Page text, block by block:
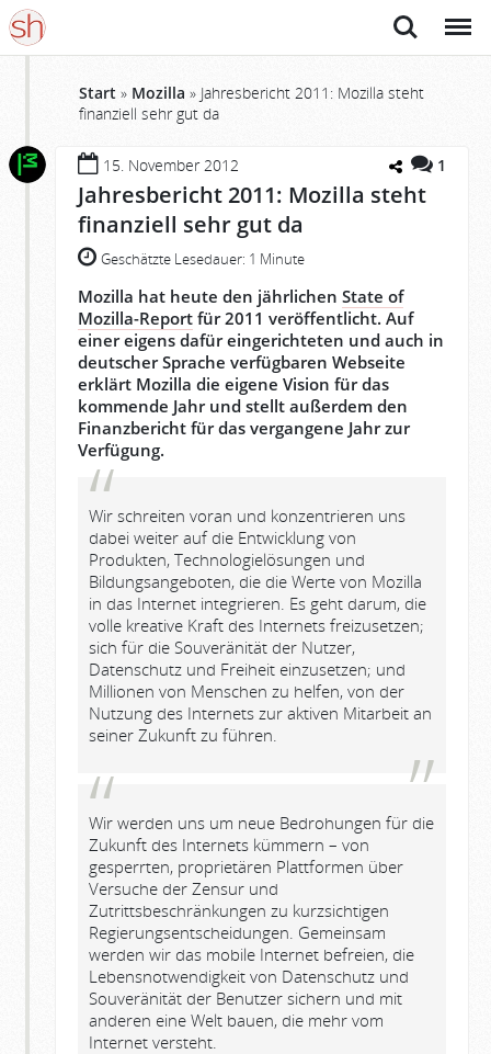
Suche Menü
Start » Mozilla » Jahresbericht 2011: Mozilla steht
finanziell sehr gut da
15. November 2012 1
Jahresbericht 2011: Mozilla steht
finanziell sehr gut da
Geschätzte Lesedauer: 1 Minute
Mozilla hat heute den jährlichen State of
Mozilla-Report für 2011 veröffentlicht. Auf
einer eigens dafür eingerichteten und auch in
deutscher Sprache verfügbaren Webseite
erklärt Mozilla die eigene Vision für das
kommende Jahr und stellt außerdem den
Finanzbericht für das vergangene Jahr zur
Verfügung.
Wir schreiten voran und konzentrieren uns
dabei weiter auf die Entwicklung von
Produkten, Technologielösungen und
Bildungsangeboten, die die Werte von Mozilla
in das Internet integrieren. Es geht darum, die
volle kreative Kraft des Internets freizusetzen;
sich für die Souveränität der Nutzer,
Datenschutz und Freiheit einzusetzen; und
Millionen von Menschen zu helfen, von der
Nutzung des Internets zur aktiven Mitarbeit an
seiner Zukunft zu führen.
Wir werden uns um neue Bedrohungen für die
Zukunft des Internets kümmern – von
gesperrten, proprietären Plattformen über
Versuche der Zensur und
Zutrittsbeschränkungen zu kurzsichtigen
Regierungsentscheidungen. Gemeinsam
werden wir das mobile Internet befreien, die
Lebensnotwendigkeit von Datenschutz und
Souveränität der Benutzer sichern und mit
anderen eine Welt bauen, die mehr vom
Internet versteht.